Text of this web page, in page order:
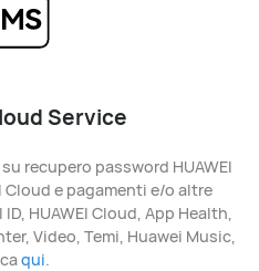
Service
recupero password HUAWEI
Cloud e pagamenti e/o altre
HUAWEI Cloud, App Health,
Video, Temi, Huawei Music,
qui